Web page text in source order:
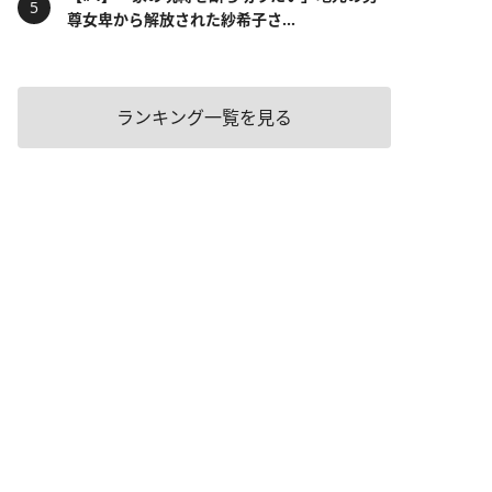
尊女卑から解放された紗希子さ...
ランキング一覧を見る